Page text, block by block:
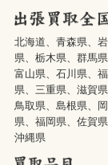
北海道、青森県、
県、栃木県、群馬
富山県、石川県、
県、三重県、滋賀
鳥取県、島根県、
県、福岡県、佐賀
沖縄県